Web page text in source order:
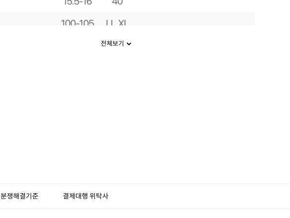
전체보기
분쟁해결기준 결제대행 위탁사